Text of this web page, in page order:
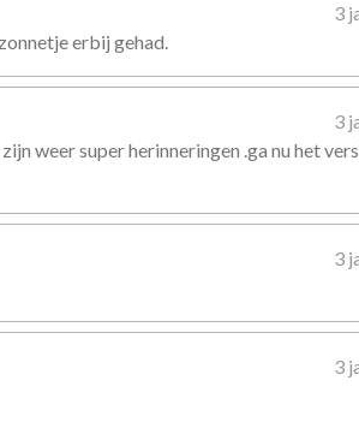
3
erbij gehad.
3
weer super herinneringen .ga nu het
3
3